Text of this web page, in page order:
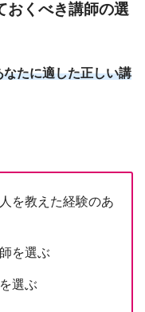
くべき講師の選
なたに適した正しい講
を教えた経験のあ
を選ぶ
選ぶ